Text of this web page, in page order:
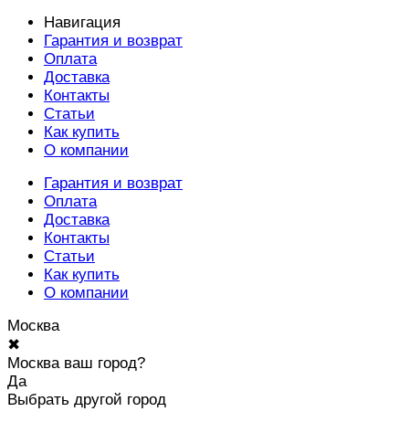
Навигация
Гарантия и возврат
Оплата
Доставка
Контакты
Статьи
Как купить
О компании
Гарантия и возврат
Оплата
Доставка
Контакты
Статьи
Как купить
О компании
Москва
✖
Москва ваш город?
Да
Выбрать другой город